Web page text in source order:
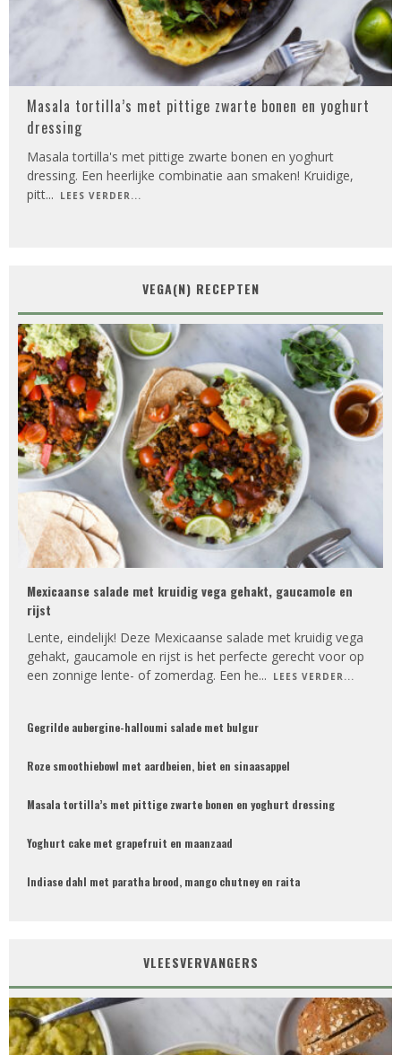
Masala tortilla’s met pittige zwarte bonen en yoghurt
dressing
Masala tortilla's met pittige zwarte bonen en yoghurt
dressing. Een heerlijke combinatie aan smaken! Kruidige,
pitt... LEES VERDER...
VEGA(N) RECEPTEN
Mexicaanse salade met kruidig vega gehakt, gaucamole en
rijst
Lente, eindelijk! Deze Mexicaanse salade met kruidig vega
gehakt, gaucamole en rijst is het perfecte gerecht voor op
een zonnige lente- of zomerdag. Een he... LEES VERDER...
Gegrilde aubergine-halloumi salade met bulgur
Roze smoothiebowl met aardbeien, biet en sinaasappel
Masala tortilla’s met pittige zwarte bonen en yoghurt dressing
Yoghurt cake met grapefruit en maanzaad
Indiase dahl met paratha brood, mango chutney en raita
VLEESVERVANGERS